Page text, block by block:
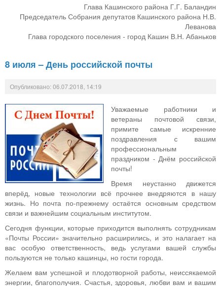
Глава Кашинского района Г.Г. Баландин
Председатель Собрания депутатов Кашинского района Н.В.
Леванова
Глава городского поселения - город Кашин В.Н. Абаньков
8 июля – День российской почты
Опубликовано: 06.07.2018, 14:19
Уважаемые работники и
ветераны почтовой связи,
примите самые искренние
поздравления с вашим
профессиональным
праздником - Днём российской
почты!
Время неустанно движется
вперёд, новые технологии всё прочнее внедряются в нашу
жизнь. Но почта по-прежнему остаётся основным средством
связи и важнейшим социальным институтом.
Сегодня функции, которые приходится выполнять сотрудникам
«Почты России» значительно расширились, и это налагает на
вас особую ответственность, ведь услугами вашей службы
пользуются не только кашинцы, но гости города.
Желаем вам успешной и плодотворной работы, неиссякаемой
энергии, благополучия. Счастья, здоровья, любви вам и вашим